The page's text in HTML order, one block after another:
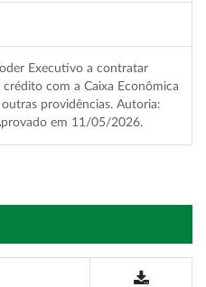
Executivo a contratar
crédito com a Caixa Econômica
outras providências. Autoria:
em 11/05/2026.